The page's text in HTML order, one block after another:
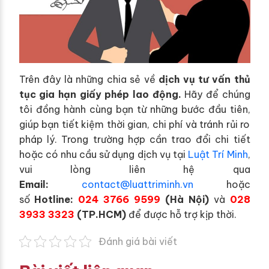
Trên đây là những chia sẻ về dịch vụ tư vấn thủ
tục gia hạn giấy phép lao động. Hãy để chúng
tôi đồng hành cùng bạn từ những bước đầu tiên,
giúp bạn tiết kiệm thời gian, chi phí và tránh rủi ro
pháp lý. Trong trường hợp cần trao đổi chi tiết
hoặc có nhu cầu sử dụng dịch vụ tại Luật Trí Minh,
vui lòng liên hệ qua
Email:
contact@luattriminh.vn hoặc
số Hotline: 024 3766 9599 (Hà Nội) và 028
3933 3323 (TP.HCM) để được hỗ trợ kịp thời.
Đánh giá bài viết